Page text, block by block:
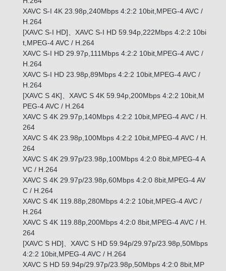
XAVC S-I 4K 23.98p,240Mbps 4:2:2 10bit,MPEG-4 AVC /
H.264
[XAVC S-I HD]、XAVC S-I HD 59.94p,222Mbps 4:2:2 10bi
t,MPEG-4 AVC / H.264
XAVC S-I HD 29.97p,111Mbps 4:2:2 10bit,MPEG-4 AVC /
H.264
XAVC S-I HD 23.98p,89Mbps 4:2:2 10bit,MPEG-4 AVC /
H.264
[XAVC S 4K]、XAVC S 4K 59.94p,200Mbps 4:2:2 10bit,M
PEG-4 AVC / H.264
XAVC S 4K 29.97p,140Mbps 4:2:2 10bit,MPEG-4 AVC / H.
264
XAVC S 4K 23.98p,100Mbps 4:2:2 10bit,MPEG-4 AVC / H.
264
XAVC S 4K 29.97p/23.98p,100Mbps 4:2:0 8bit,MPEG-4 A
VC / H.264
XAVC S 4K 29.97p/23.98p,60Mbps 4:2:0 8bit,MPEG-4 AV
C / H.264
XAVC S 4K 119.88p,280Mbps 4:2:2 10bit,MPEG-4 AVC /
H.264
XAVC S 4K 119.88p,200Mbps 4:2:0 8bit,MPEG-4 AVC / H.
264
[XAVC S HD]、XAVC S HD 59.94p/29.97p/23.98p,50Mbps
4:2:2 10bit,MPEG-4 AVC / H.264
XAVC S HD 59.94p/29.97p/23.98p,50Mbps 4:2:0 8bit,MP